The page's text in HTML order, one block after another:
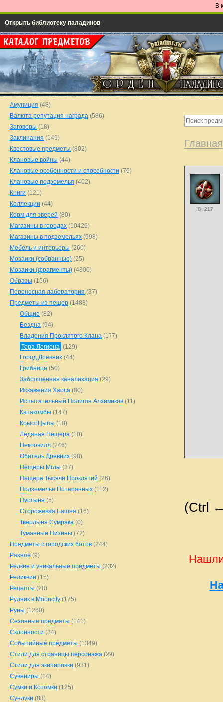
В
Открыть библиотеку паладинов
Главная
ID: 217
(Ctrl
Нашли
Амуниция (48)
Валюта репутация награда (586)
Заговоры (18)
Заклинания (149)
Квестовые предметы (802)
Клановые войны (44)
Клановые особенности и способности (76)
Клановые подземелья (402)
Книги (121)
Коллекции (44)
Корм для зверей (80)
Магазины в городах (10426)
Магазины в подземельях (998)
Мебель и интерьеры (260)
Мозаики (собранные) (25)
Мозаики (фрагменты) (4300)
Образы (156)
Переносная лаборатория (37)
Предметы из пещер (1483)
Общие (82)
Бездна (94)
Владения Проклятого Клана (177)
Гора Легиона (129)
Город Древних (44)
Грибница (50)
Заброшенная канализация (29)
Искажения Хаоса (80)
Испытательный Полигон Алхимиков (11)
Катакомбы (147)
КрысоЦыпы (18)
Ледяная Пещера (10)
Некровилл (246)
Обитель Древних (98)
Пещеры Мглы (37)
Пещера Тысячи Проклятий (26)
Подземелье Потерянных (112)
Пустыня (5)
Сторожевая Башня (16)
Твердыня Сумрака (0)
Туманные Низины (72)
Предметы с городских ботов (244)
Разное (9)
Редкие и уникальные предметы (232)
Реликвии (15)
Рецепты (28)
Рудник в Mooncity (175)
Руны (1260)
Сезонные предметы (141)
Склонности (34)
Событийные предметы (1349)
Стили для страницы персонажа (29)
Стили для экипировки (931)
Сувениры (14)
Сумки и Котомки (125)
Сундуки (83)